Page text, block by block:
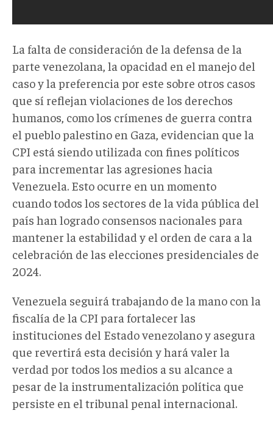
La falta de consideración de la defensa de la
parte venezolana, la opacidad en el manejo del
caso y la preferencia por este sobre otros casos
que sí reflejan violaciones de los derechos
humanos, como los crímenes de guerra contra
el pueblo palestino en Gaza, evidencian que la
CPI está siendo utilizada con fines políticos
para incrementar las agresiones hacia
Venezuela. Esto ocurre en un momento
cuando todos los sectores de la vida pública del
país han logrado consensos nacionales para
mantener la estabilidad y el orden de cara a la
celebración de las elecciones presidenciales de
2024.
Venezuela seguirá trabajando de la mano con la
fiscalía de la CPI para fortalecer las
instituciones del Estado venezolano y asegura
que revertirá esta decisión y hará valer la
verdad por todos los medios a su alcance a
pesar de la instrumentalización política que
persiste en el tribunal penal internacional.